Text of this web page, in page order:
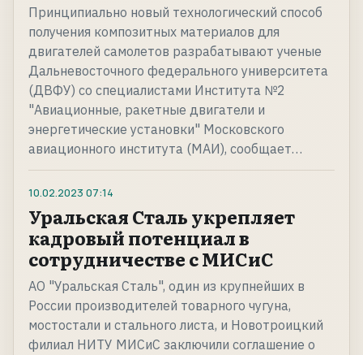
Принципиально новый технологический способ
получения композитных материалов для
двигателей самолетов разрабатывают ученые
Дальневосточного федерального университета
(ДВФУ) со специалистами Института №2
"Авиационные, ракетные двигатели и
энергетические установки" Московского
авиационного института (МАИ), сообщает…
10.02.2023 07:14
Уральская Сталь укрепляет
кадровый потенциал в
сотрудничестве с МИСиС
АО "Уральская Сталь", один из крупнейших в
России производителей товарного чугуна,
мостостали и стального листа, и Новотроицкий
филиал НИТУ МИСиС заключили соглашение о